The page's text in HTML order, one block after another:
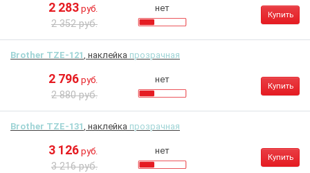
2 283 руб.
2 352 руб.
нет
Купить
Brother TZE-121, наклейка прозрачная
2 796 руб.
2 880 руб.
нет
Купить
Brother TZE-131, наклейка прозрачная
3 126 руб.
3 216 руб.
нет
Купить